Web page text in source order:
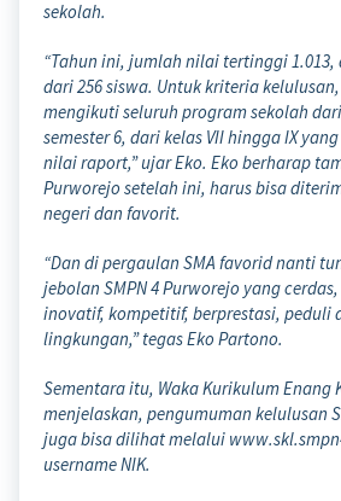
sekolah.
“Tahun ini, jumlah nilai tertinggi 1.013,
dari 256 siswa. Untuk kriteria
mengikuti seluruh program sekolah
semester 6, dari kelas VII hingga IX
nilai raport,” ujar Eko. Eko berharap
Purworejo setelah ini, harus bisa
negeri dan favorit.
“Dan di pergaulan SMA favorid nanti
jebolan SMPN 4 Purworejo yang
inovatif, kompetitif, berprestasi, peduli
lingkungan,” tegas Eko Partono.
Sementara itu, Waka Kurikulum Enang
menjelaskan, pengumuman kelulusan
juga bisa dilihat melalui
username NIK.